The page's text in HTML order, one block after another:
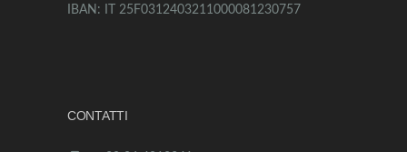
IBAN: IT 25F0312403211000081230757
CONTATTI